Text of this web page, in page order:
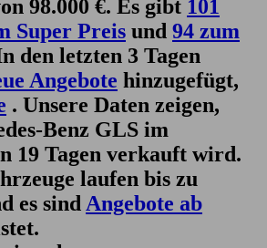
98.000 €. Es gibt 101
Super Preis und 94 zum
den letzten 3 Tagen
Angebote hinzugefügt,
. Unsere Daten zeigen,
Benz GLS im
19 Tagen verkauft wird.
laufen bis zu
es sind Angebote ab